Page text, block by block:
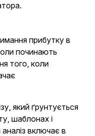
прибутку в
починають
того, коли
який ґрунтується
шаблонах і
включає в